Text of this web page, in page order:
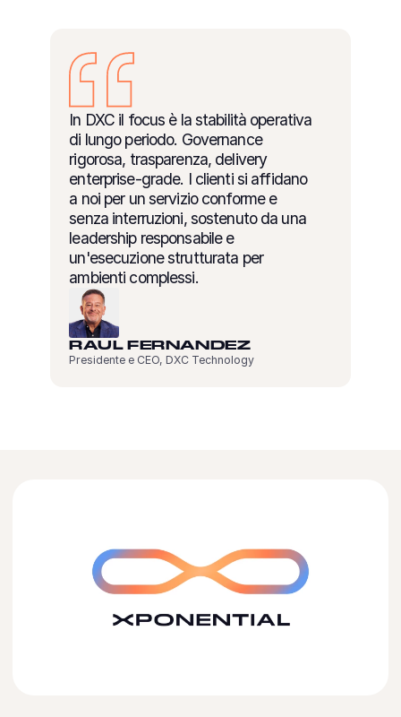
In DXC il focus è la stabilità operativa
di lungo periodo. Governance
rigorosa, trasparenza, delivery
enterprise-grade. I clienti si affidano
a noi per un servizio conforme e
senza interruzioni, sostenuto da una
leadership responsabile e
un'esecuzione strutturata per
ambienti complessi.
RAUL FERNANDEZ
Presidente e CEO, DXC Technology